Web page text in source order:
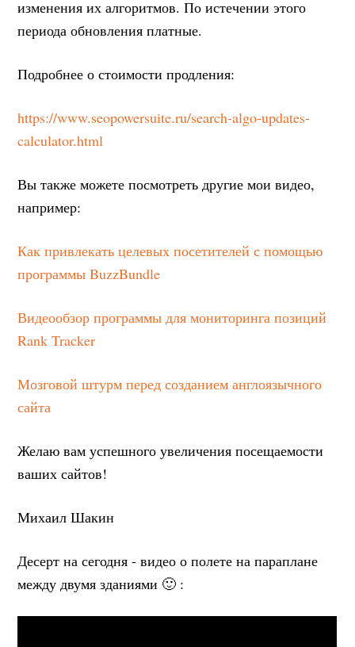
изменения их алгоритмов. По истечении этого
периода обновления платные.
Подробнее о стоимости продления:
https://www.seopowersuite.ru/search-algo-updates-
calculator.html
Вы также можете посмотреть другие мои видео,
например:
Как привлекать целевых посетителей с помощью
программы BuzzBundle
Видеообзор программы для мониторинга позиций
Rank Tracker
Мозговой штурм перед созданием англоязычного
сайта
Желаю вам успешного увеличения посещаемости
ваших сайтов!
Михаил Шакин
Десерт на сегодня - видео о полете на параплане
между двумя зданиями 🙂 :